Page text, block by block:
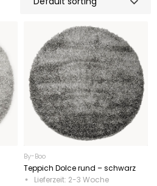
By-Boo
Teppich Dolce rund – schwarz
Lieferzeit: 2-3 Woche